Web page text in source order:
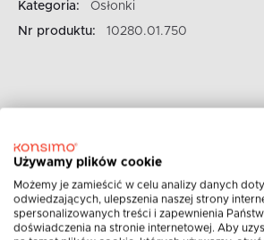
Kategoria:
Osłonki
Nr produktu:
10280.01.750
Opinie klientów
dla produktuOsłonka do
brązowy
Używamy plików cookie
Możemy je zamieścić w celu analizy danych
odwiedzających, ulepszenia naszej strony
spersonalizowanych treści i zapewnienia
doświadczenia na stronie internetowej. Aby